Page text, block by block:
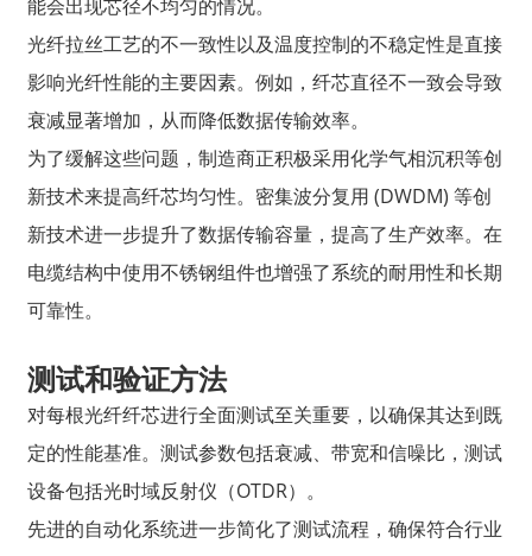
能会出现芯径不均匀的情况。
光纤拉丝工艺的不一致性以及温度控制的不稳定性是直接
影响光纤性能的主要因素。例如，纤芯直径不一致会导致
衰减显著增加，从而降低数据传输效率。
为了缓解这些问题，制造商正积极采用化学气相沉积等创
新技术来提高纤芯均匀性。密集波分复用 (DWDM) 等创
新技术进一步提升了数据传输容量，提高了生产效率。在
电缆结构中使用不锈钢组件也增强了系统的耐用性和长期
可靠性。
测试和验证方法
对每根光纤纤芯进行全面测试至关重要，以确保其达到既
定的性能基准。测试参数包括衰减、带宽和信噪比，测试
设备包括光时域反射仪（OTDR）。
先进的自动化系统进一步简化了测试流程，确保符合行业